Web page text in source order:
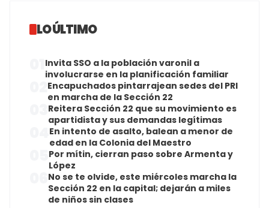
LO ÚLTIMO
Invita SSO a la población varonil a
involucrarse en la planificación familiar
Encapuchados pintarrajean sedes del PRI
en marcha de la Sección 22
Reitera Sección 22 que su movimiento es
apartidista y sus demandas legítimas
En intento de asalto, balean a menor de
edad en la Colonia del Maestro
Por mítin, cierran paso sobre Armenta y
López
No se te olvide, este miércoles marcha la
Sección 22 en la capital; dejarán a miles
de niños sin clases